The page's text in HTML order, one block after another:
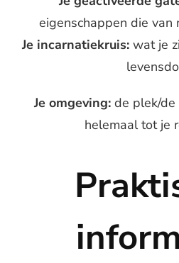
eigenschappen die van
Je incarnatiekruis:wat je
Je omgeving: de plek/de
helemaal tot je